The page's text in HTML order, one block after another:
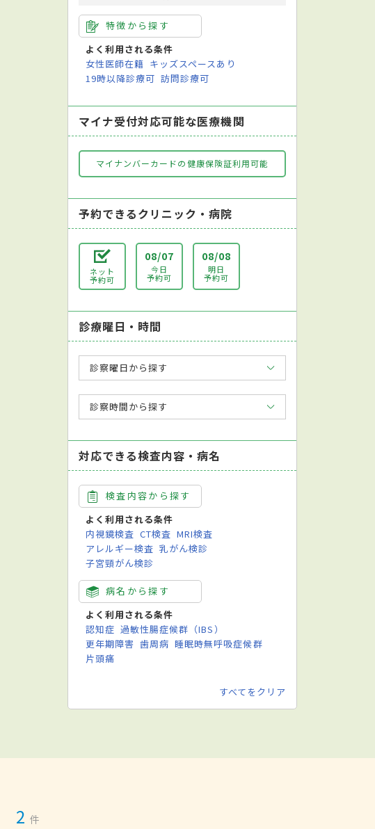
特徴から探す
よく利用される条件
女性医師在籍 キッズスペースあり
19時以降診療可 訪問診療可
マイナ受付対応可能な医療機関
マイナンバーカードの健康保険証利用可能
予約できるクリニック・病院
ネット
予約可
08/07
今日
予約可
08/08
明日
予約可
診療曜日・時間
診察曜日から探す
診察時間から探す
対応できる検査内容・病名
検査内容から探す
よく利用される条件
内視鏡検査 CT検査 MRI検査
アレルギー検査 乳がん検診
子宮頸がん検診
病名から探す
よく利用される条件
認知症 過敏性腸症候群（IBS）
更年期障害 歯周病 睡眠時無呼吸症候群
片頭痛
すべてをクリア
2 件